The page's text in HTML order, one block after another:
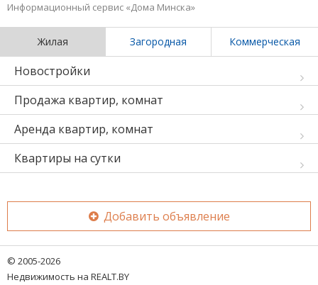
Информационный сервис «Дома Минска»
Жилая Загородная Коммерческая
Новостройки
Продажа квартир, комнат
Аренда квартир, комнат
Квартиры на сутки
Добавить объявление
© 2005-2026
Недвижимость на REALT.BY